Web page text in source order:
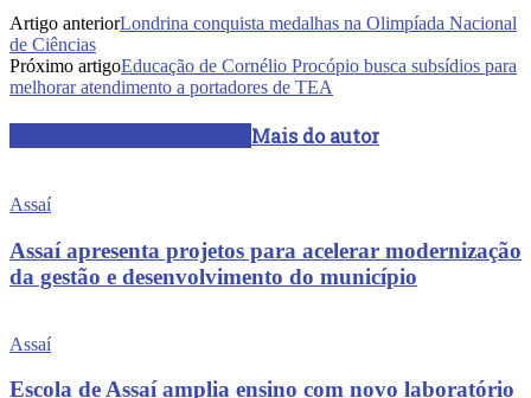
Artigo anteriorLondrina conquista medalhas na Olimpíada Nacional
de Ciências
Próximo artigoEducação de Cornélio Procópio busca subsídios para
melhorar atendimento a portadores de TEA
Mais do autor
Assaí
Assaí apresenta projetos para acelerar modernização
da gestão e desenvolvimento do município
Assaí
Escola de Assaí amplia ensino com novo laboratório